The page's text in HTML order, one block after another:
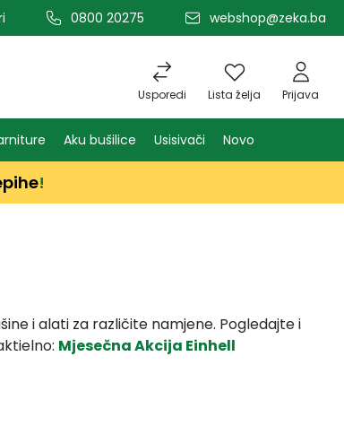
0800 20275 webshop@zeka.ba
Usporedi Lista želja Prijava
Aku bušilice Usisivači Novo
!
i alati za različite namjene. Pogledajte i
Mjesečna Akcija Einhell